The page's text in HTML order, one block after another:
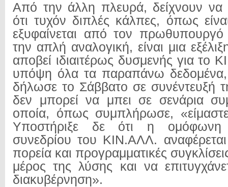
Από την άλλη πλευρά, δείχνουν να
ότι τυχόν διπλές κάλπες, όπως
εξυφαίνεται από τον
την απλή αναλογική, είναι μια
αποβεί ιδιαιτέρως δυσμενής για το
υπόψη όλα τα παραπάνω
δήλωσε το Σάββατο σε συνέντευξή
δεν μπορεί να μπει σε σενάρια
οποία, όπως συμπλήρωσε,
Υποστήριξε δε ότι η
συνεδρίου του ΚΙΝ.ΑΛΛ.
πορεία και προγραμματικές
μέρος της λύσης και να
διακυβέρνηση».